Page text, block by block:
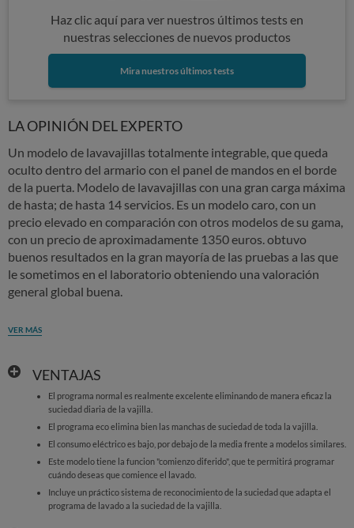
Haz clic aquí para ver nuestros últimos tests en
nuestras selecciones de nuevos productos
Mira nuestros últimos tests
LA OPINIÓN DEL EXPERTO
Un modelo de lavavajillas totalmente integrable, que queda
oculto dentro del armario con el panel de mandos en el borde
de la puerta. Modelo de lavavajillas con una gran carga máxima
de hasta; de hasta 14 servicios. Es un modelo caro, con un
precio elevado en comparación con otros modelos de su gama,
con un precio de aproximadamente 1350 euros. obtuvo
buenos resultados en la gran mayoría de las pruebas a las que
le sometimos en el laboratorio obteniendo una valoración
general global buena.
VER MÁS
VENTAJAS
El programa normal es realmente excelente eliminando de manera eficaz la
suciedad diaria de la vajilla.
El programa eco elimina bien las manchas de suciedad de toda la vajilla.
El consumo eléctrico es bajo, por debajo de la media frente a modelos similares.
Este modelo tiene la funcion "comienzo diferido", que te permitirá programar
cuándo deseas que comience el lavado.
Incluye un práctico sistema de reconocimiento de la suciedad que adapta el
programa de lavado a la suciedad de la vajilla.